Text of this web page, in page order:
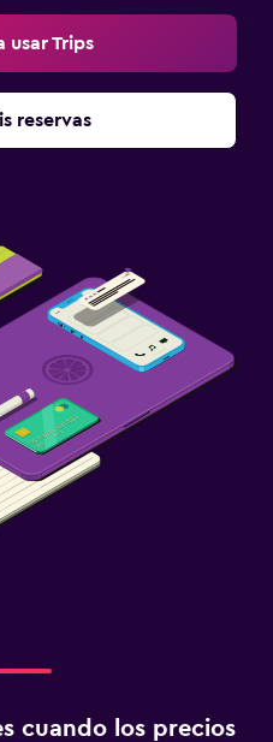
usar Trips
reservas
cuando los precios